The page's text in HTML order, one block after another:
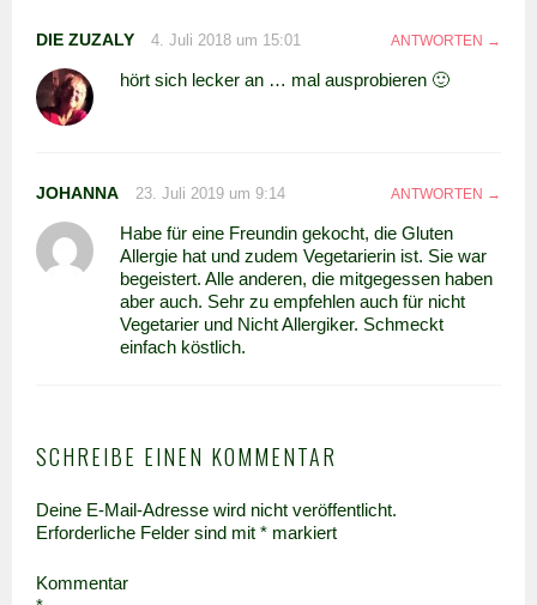
DIE ZUZALY 4. Juli 2018 um 15:01 ANTWORTEN
hört sich lecker an … mal ausprobieren 🙂
JOHANNA 23. Juli 2019 um 9:14 ANTWORTEN
Habe für eine Freundin gekocht, die Gluten
Allergie hat und zudem Vegetarierin ist. Sie war
begeistert. Alle anderen, die mitgegessen haben
aber auch. Sehr zu empfehlen auch für nicht
Vegetarier und Nicht Allergiker. Schmeckt
einfach köstlich.
SCHREIBE EINEN KOMMENTAR
Deine E-Mail-Adresse wird nicht veröffentlicht.
Erforderliche Felder sind mit* markiert
Kommentar